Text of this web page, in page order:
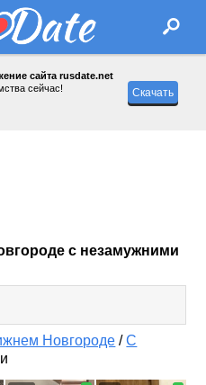
сайта rusdate.net
сейчас!
Скачать
с незамужними
Новгороде /С